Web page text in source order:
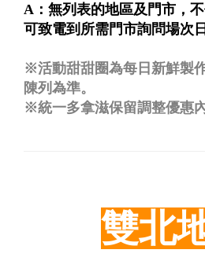
A：無列表的地區及門市，
可致電到所需門市詢問場次
※活動甜甜圈為每日新鮮製
陳列為準。
※統一多拿滋保留調整優惠
雙北